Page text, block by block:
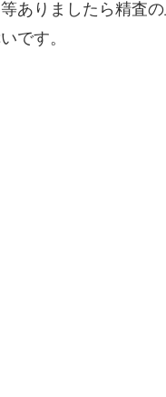
ありましたら精査
です。